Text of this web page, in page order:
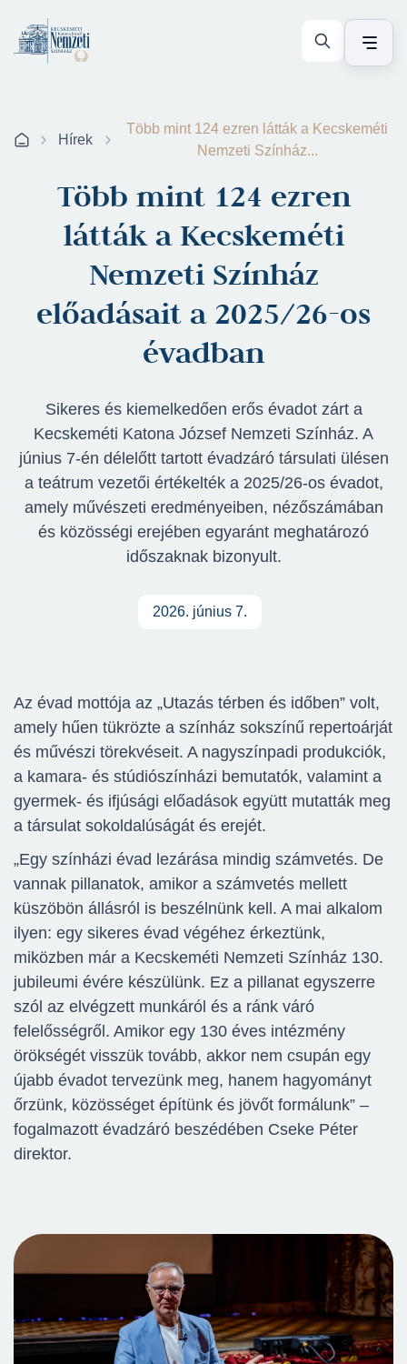
Hírek
Több mint 124 ezren látták a Kecskeméti
Nemzeti Színház...
Több mint 124 ezren
látták a Kecskeméti
Nemzeti Színház
előadásait a 2025/26-os
évadban
Sikeres és kiemelkedően erős évadot zárt a
Kecskeméti Katona József Nemzeti Színház. A
június 7-én délelőtt tartott évadzáró társulati ülésen
a teátrum vezetői értékelték a 2025/26-os évadot,
amely művészeti eredményeiben, nézőszámában
és közösségi erejében egyaránt meghatározó
időszaknak bizonyult.
2026. június 7.
Az évad mottója az „Utazás térben és időben” volt,
amely hűen tükrözte a színház sokszínű repertoárját
és művészi törekvéseit. A nagyszínpadi produkciók,
a kamara- és stúdiószínházi bemutatók, valamint a
gyermek- és ifjúsági előadások együtt mutatták meg
a társulat sokoldalúságát és erejét.
„Egy színházi évad lezárása mindig számvetés. De
vannak pillanatok, amikor a számvetés mellett
küszöbön állásról is beszélnünk kell. A mai alkalom
ilyen: egy sikeres évad végéhez érkeztünk,
miközben már a Kecskeméti Nemzeti Színház 130.
jubileumi évére készülünk. Ez a pillanat egyszerre
szól az elvégzett munkáról és a ránk váró
felelősségről. Amikor egy 130 éves intézmény
örökségét visszük tovább, akkor nem csupán egy
újabb évadot tervezünk meg, hanem hagyományt
őrzünk, közösséget építünk és jövőt formálunk” –
fogalmazott évadzáró beszédében Cseke Péter
direktor.